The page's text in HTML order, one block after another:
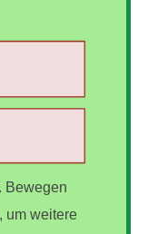
Bewegen
um weitere